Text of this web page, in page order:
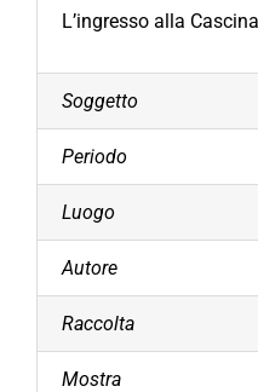
L’ingresso alla
Soggetto
Periodo
Luogo
Autore
Raccolta
Mostra